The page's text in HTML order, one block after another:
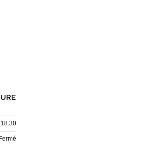
Fermé